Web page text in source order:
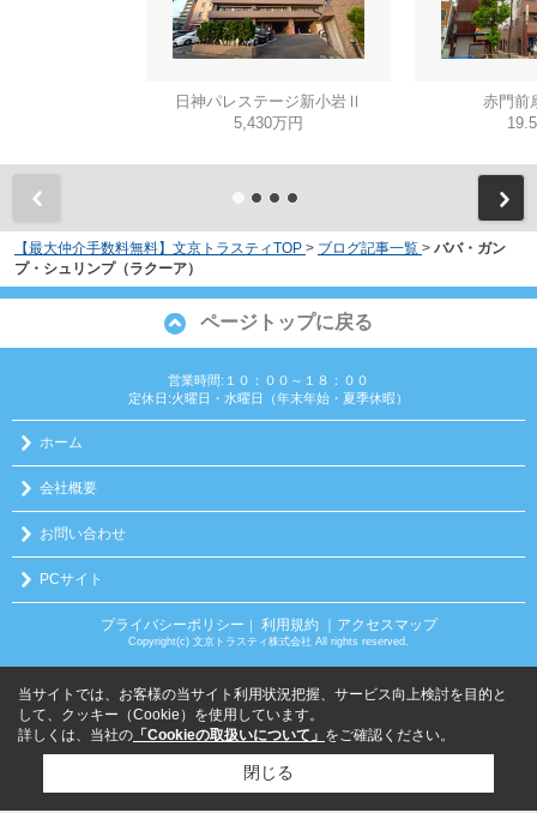
日神パレステージ新小岩Ⅱ
5,430万円
赤門前
【最大仲介手数料無料】文京トラスティTOP > ブログ記事一覧 > ババ・ガン
プ・シュリンプ（ラクーア）
ページトップに戻る
営業時間:１０：００～１８：００
定休日:火曜日・水曜日（年末年始・夏季休暇）
ホーム
会社概要
お問い合わせ
PCサイト
プライバシーポリシー 利用規約 ｜アクセスマップ
Copyright(c) 文京トラスティ株式会社 All rights reserved.
当サイトでは、お客様の当サイト利用状況把握、サービス向上検討を目的と
して、クッキー（Cookie）を使用しています。
詳しくは、当社の 「Cookieの取扱いについて」 をご確認ください。
閉じる